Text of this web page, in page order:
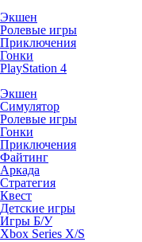
Экшен
Ролевые игры
Приключения
Гонки
PlayStation 4
Экшен
Симулятор
Ролевые игры
Гонки
Приключения
Файтинг
Аркада
Стратегия
Квест
Детские игры
Игры Б/У
Xbox Series X/S